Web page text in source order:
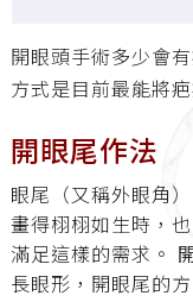
開眼頭手術多少會
方式是目前最能將
開眼尾作法
眼尾（又稱外眼角
畫得栩栩如生時，
滿足這樣的需求。
長眼形，開眼尾的